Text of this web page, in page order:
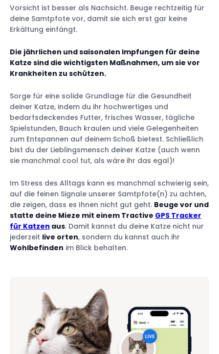
Vorsicht ist besser als Nachsicht. Beuge rechtzeitig für
deine Samtpfote vor, damit sie sich erst gar keine
Erkältung einfängt.
Die jährlichen und saisonalen Impfungen für deine
Katze sind die wichtigsten Maßnahmen, um sie vor
Krankheiten zu schützen.
Sorge für eine solide Grundlage für die Gesundheit
deiner Katze, indem du ihr hochwertiges und
bedarfsdeckendes Futter, frisches Wasser, tägliche
Spielstunden, Bauch kraulen und viele Gelegenheiten
zum Entspannen auf deinem Schoß bietest. Schließlich
bist du der Lieblingsmensch deiner Katze (auch wenn
sie manchmal cool tut, als wäre ihr das egal)!
Im Stress des Alltags kann es manchmal schwierig sein,
auf die feinen Signale unserer Samtpfote(n) zu achten,
die zeigen, dass es Ihnen nicht gut geht. Beuge vor und
statte deine Mieze mit einem Tractive GPS Tracker
für Katzen aus. Damit kannst du deine Katze nicht nur
jederzeit live orten, sondern du kannst auch ihr
Wohlbefinden im Blick behalten.